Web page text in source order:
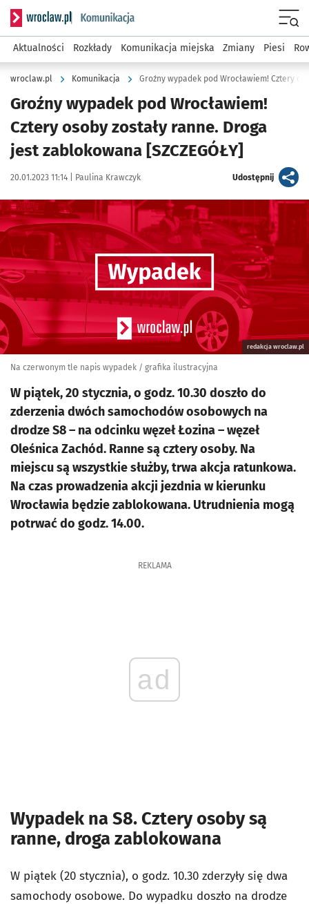
Serwis informacyjny wroclaw.pl podserwis: Komunikacja
Aktualności Rozkłady Komunikacja miejska Zmiany Piesi
wroclaw.pl Komunikacja
Groźny wypadek pod Wrocławiem!
Cztery osoby zostały ranne. Droga
jest zablokowana [SZCZEGÓŁY]
Data publikacji:
20.01.2023 11:14 | Autor:
Paulina Krawczyk Udostępnijartykuł
Kliknij, aby powiększyć
redakcja wroclaw.pl
Na czerwonym tle napis wypadek / grafika ilustracyjna
W piątek, 20 stycznia, o godz. 10.30 doszło do
zderzenia dwóch samochodów osobowych na
drodze S8 – na odcinku węzeł Łozina – węzeł
Oleśnica Zachód. Ranne są cztery osoby. Na
miejscu są wszystkie służby, trwa akcja ratunkowa.
Na czas prowadzenia akcji jezdnia w kierunku
Wrocławia będzie zablokowana. Utrudnienia mogą
potrwać do godz. 14.00.
REKLAMA
ad
Wypadek na S8. Cztery osoby są
ranne, droga zablokowana
W piątek (20 stycznia), o godz. 10.30 zderzyły się dwa
samochody osobowe. Do wypadku doszło na drodze